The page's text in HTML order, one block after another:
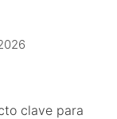
clave para